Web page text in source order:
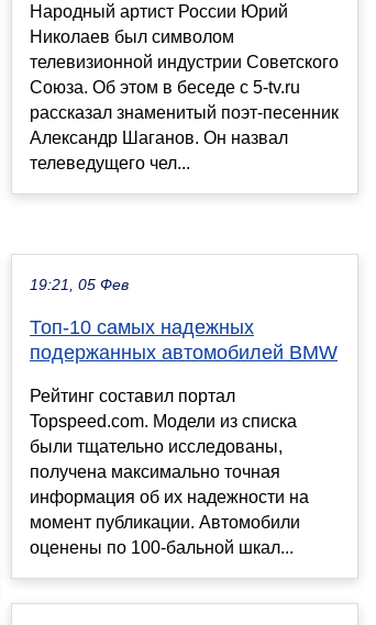
Народный артист России Юрий
Николаев был символом
телевизионной индустрии Советского
Союза. Об этом в беседе с 5-tv.ru
рассказал знаменитый поэт-песенник
Александр Шаганов. Он назвал
телеведущего чел...
19:21, 05 Фев
Топ-10 самых надежных
подержанных автомобилей BMW
Рейтинг составил портал
Topspeed.com. Модели из списка
были тщательно исследованы,
получена максимально точная
информация об их надежности на
момент публикации. Автомобили
оценены по 100-бальной шкал...